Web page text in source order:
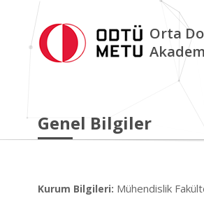
Orta
Genel Bilgiler
Kurum Bilgileri: Mühendislik